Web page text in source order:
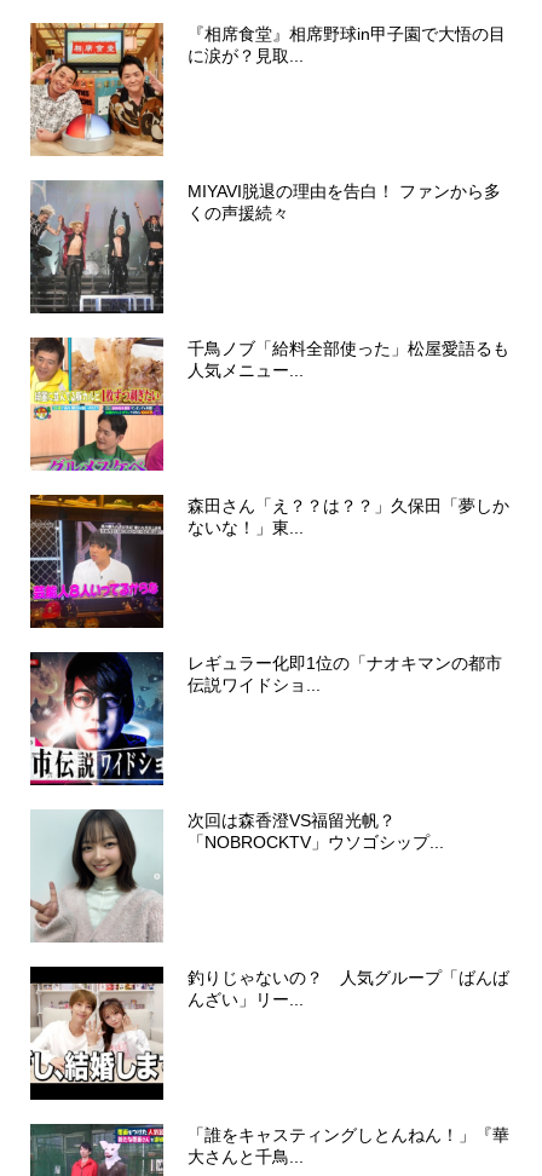
『相席食堂』相席野球in甲子園で大悟の目
に涙が？見取...
MIYAVI脱退の理由を告白！ ファンから多
くの声援続々
千鳥ノブ「給料全部使った」松屋愛語るも
人気メニュー...
森田さん「え？？は？？」久保田「夢しか
ないな！」東...
レギュラー化即1位の「ナオキマンの都市
伝説ワイドショ...
次回は森香澄VS福留光帆？
「NOBROCKTV」ウソゴシップ...
釣りじゃないの？ 人気グループ「ばんば
んざい」リー...
「誰をキャスティングしとんねん！」『華
大さんと千鳥...